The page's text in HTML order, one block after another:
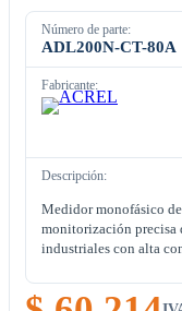
Número de parte:
ADL200N-CT-80A
Fabricante:
Descripción:
Medidor monofásico
monitorización precisa
industriales con alta